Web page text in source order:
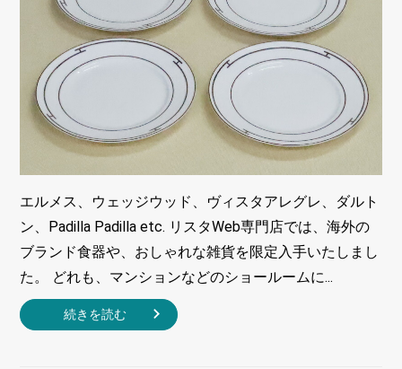
エルメス、ウェッジウッド、ヴィスタアレグレ、ダルト
ン、Padilla Padilla etc. リスタWeb専門店では、海外の
ブランド食器や、おしゃれな雑貨を限定入手いたしまし
た。 どれも、マンションなどのショールームに...
続きを読む